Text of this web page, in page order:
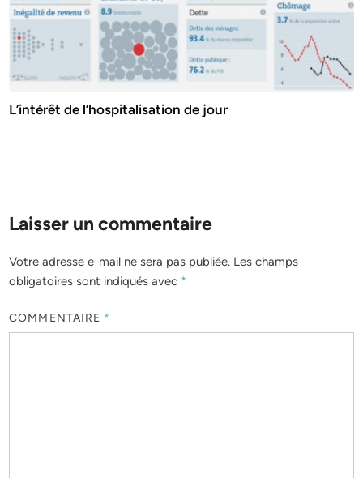
L’intérêt de l’hospitalisation de jour
Laisser un commentaire
Votre adresse e-mail ne sera pas publiée. Les champs
obligatoires sont indiqués avec *
COMMENTAIRE *